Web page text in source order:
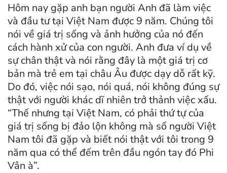
Hôm nay gặp anh bạn người Anh đã làm việc
và đầu tư tại Việt Nam được 9 năm. Chúng tôi
nói về giá trị sống và ảnh hưởng của nó đến
cách hành xử của con người. Anh đưa ví dụ về
sự chân thật và nói rằng đây là một giá trị cơ
bản mà trẻ em tại châu Âu được dạy dỗ rất kỹ.
Do đó, việc nói sạo, nói quá, nói không đúng sự
thật với người khác dĩ nhiên trở thảnh việc xấu.
“Thế nhưng tại Việt Nam, có phải thứ tự của
giá trị sống bị đảo lộn không mà số người Việt
Nam tôi đã gặp và biết nói thật với tôi trong 9
năm qua có thể đếm trên đầu ngón tay đó Phi
Vân à”.